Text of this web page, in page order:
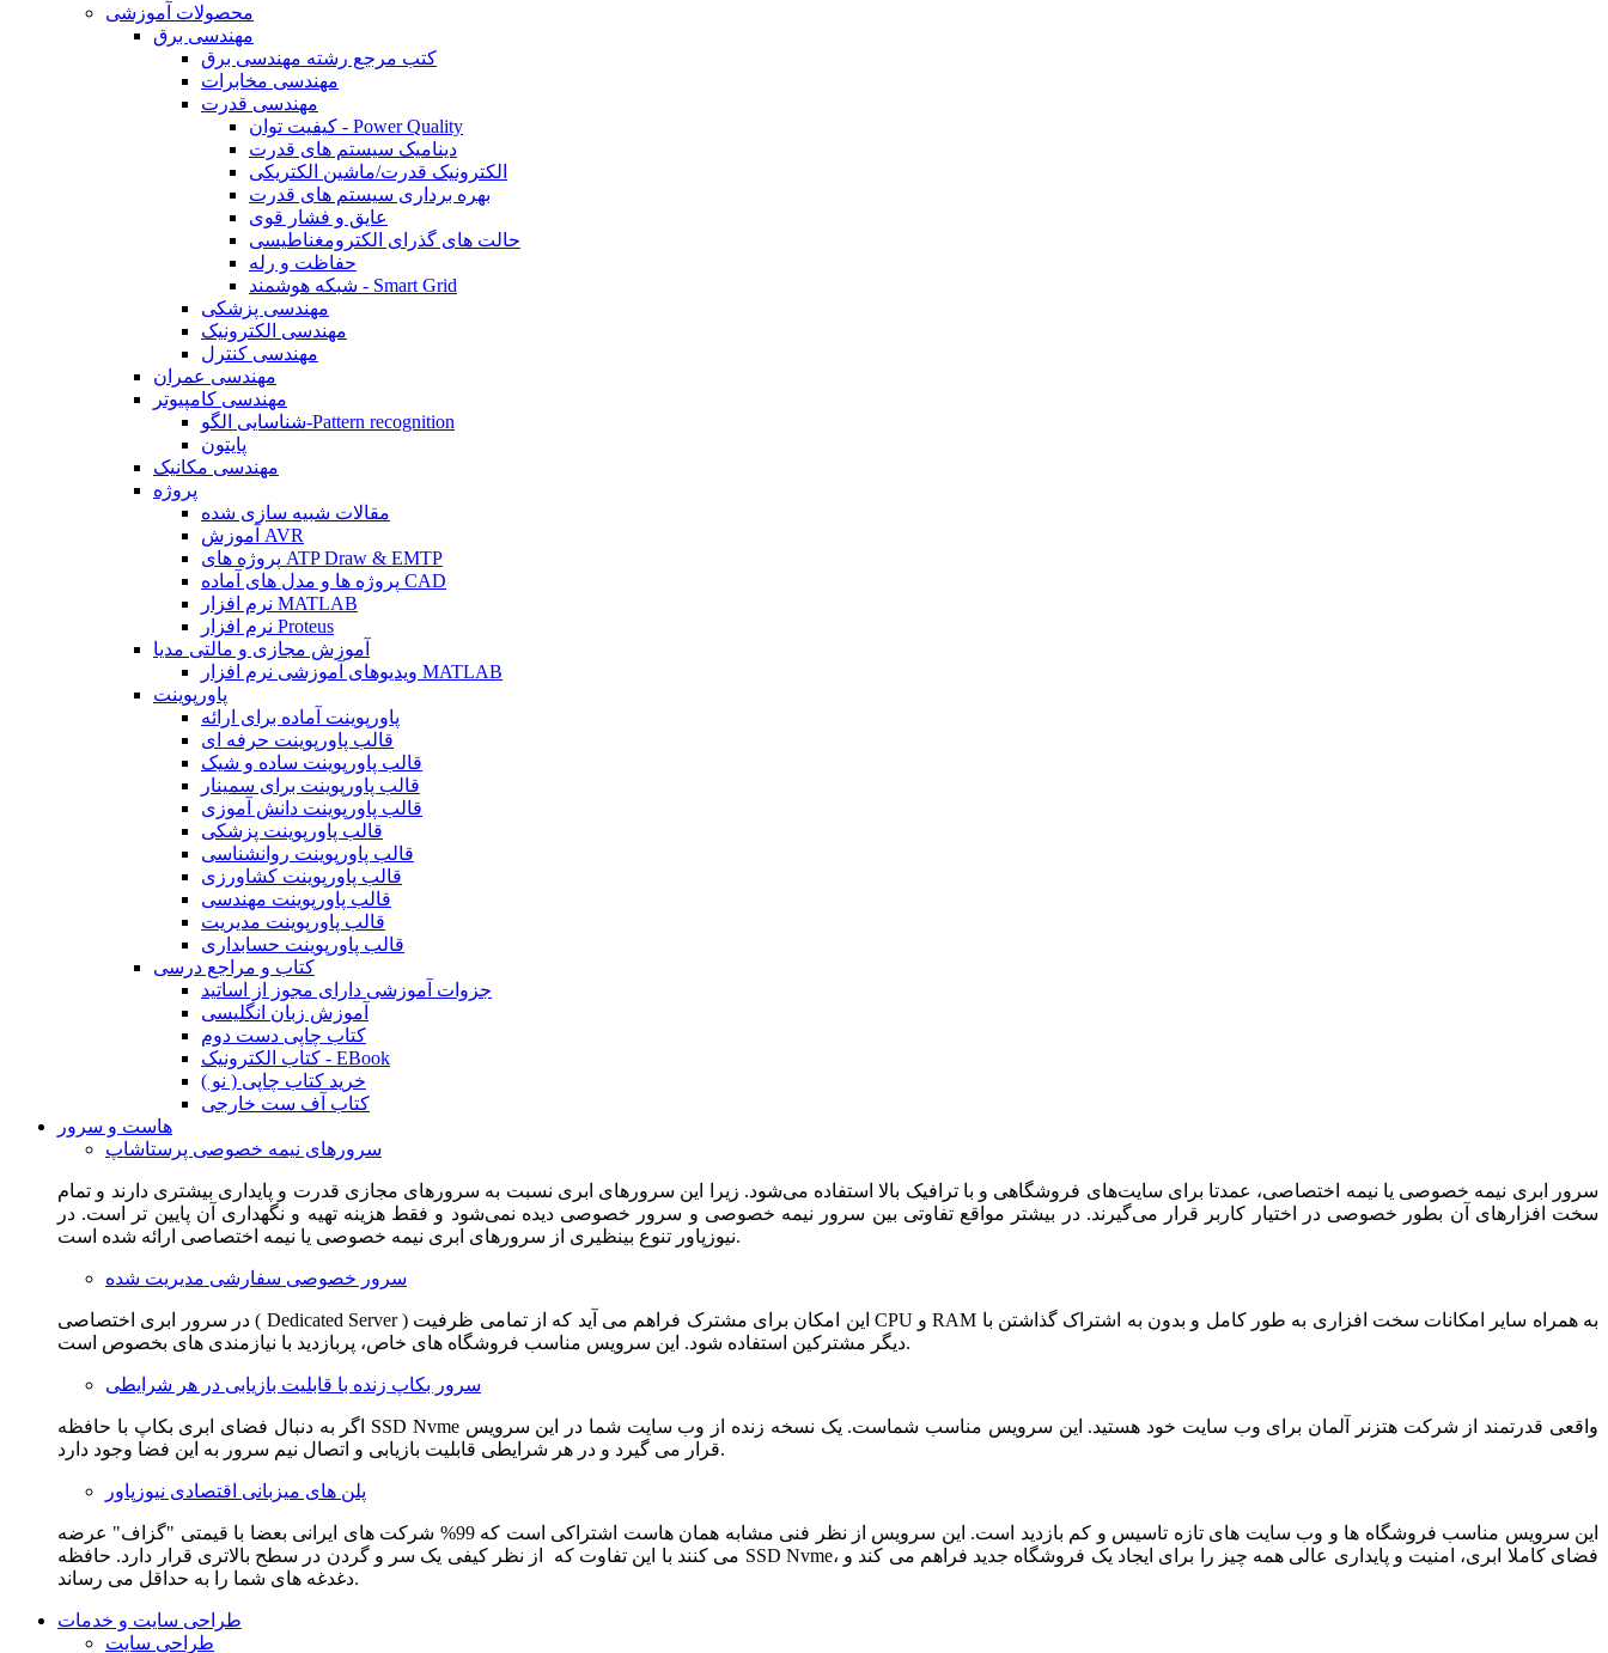
محصولات آموزشی
مهندسی برق
کتب مرجع رشته مهندسی برق
مهندسی مخابرات
مهندسی قدرت
کیفیت توان - Power Quality
دینامیک سیستم های قدرت
الکترونیک قدرت/ماشین الکتریکی
بهره برداری سیستم های قدرت
عایق و فشار قوی
حالت های گذرای الکترومغناطیسی
حفاظت و رله
شبکه هوشمند - Smart Grid
مهندسی پزشکی
مهندسی الکترونیک
مهندسی کنترل
مهندسی عمران
مهندسی کامپیوتر
شناسایی الگو-Pattern recognition
پایتون
مهندسی مکانیک
پروژه
مقالات شبیه سازی شده
آموزش AVR
پروژه های ATP Draw & EMTP
پروژه ها و مدل های آماده CAD
نرم افزار MATLAB
نرم افزار Proteus
آموزش مجازی و مالتی مدیا
ویدیوهای آموزشی نرم افزار MATLAB
پاورپوینت
پاورپوینت آماده برای ارائه
قالب پاورپوینت حرفه ای
قالب پاورپوینت ساده و شیک
قالب پاورپوینت برای سمینار
قالب پاورپوینت دانش آموزی
قالب پاورپوینت پزشکی
قالب پاورپوینت روانشناسی
قالب پاورپوینت کشاورزی
قالب پاورپوینت مهندسی
قالب پاورپوینت مدیریت
قالب پاورپوینت حسابداری
کتاب و مراجع درسی
جزوات آموزشی دارای مجوز از اساتید
آموزش زبان انگلیسی
کتاب چاپی دست دوم
کتاب الکترونیک - EBook
خرید کتاب چاپی ( نو )
کتاب آف ست خارجی
هاست و سرور
سرورهای نیمه خصوصی پرستاشاپ
سرور ابری نیمه خصوصی یا نیمه اختصاصی، عمدتا برای سایت‌های فروشگاهی و با ترافیک بالا استفاده می‌شود. زیرا این سرورهای ابری نسبت به سرورهای مجازی قدرت و پایداری بیشتری دارند و تمام
سخت افزارهای آن بطور خصوصی در اختیار کاربر قرار می‌گیرند. در بیشتر مواقع تفاوتی بین سرور نیمه خصوصی و سرور خصوصی دیده نمی‌شود و فقط هزینه تهیه و نگهداری آن پایین تر است. در
نیوزپاور تنوع بینظیری از سرورهای ابری نیمه خصوصی یا نیمه اختصاصی ارائه شده است.
سرور خصوصی سفارشی مدیریت شده
در سرور ابری اختصاصی ( Dedicated Server ) این امکان برای مشترک فراهم می آید که از تمامی ظرفیت CPU و RAM به همراه سایر امکانات سخت افزاری به طور کامل و بدون به اشتراک گذاشتن با
دیگر مشترکین استفاده شود. این سرویس مناسب فروشگاه های خاص، پربازدید با نیازمندی های بخصوص است.
سرور بکاپ زنده با قابلیت بازیابی در هر شرایطی
اگر به دنبال فضای ابری بکاپ با حافظه SSD Nvme واقعی قدرتمند از شرکت هتزنر آلمان برای وب سایت خود هستید. این سرویس مناسب شماست. یک نسخه زنده از وب سایت شما در این سرویس
قرار می گیرد و در هر شرایطی قابلیت بازیابی و اتصال نیم سرور به این فضا وجود دارد.
پلن های میزبانی اقتصادی نیوزپاور
این سرویس مناسب فروشگاه ها و وب سایت های تازه تاسیس و کم بازدید است. این سرویس از نظر فنی مشابه همان هاست اشتراکی است که 99% شرکت های ایرانی بعضا با قیمتی "گزاف" عرضه
می کنند با این تفاوت که از نظر کیفی یک سر و گردن در سطح بالاتری قرار دارد. حافظه SSD Nvme، فضای کاملا ابری، امنیت و پایداری عالی همه چیز را برای ایجاد یک فروشگاه جدید فراهم می کند و
دغدغه های شما را به حداقل می رساند.
طراحی سایت و خدمات
طراحی سایت